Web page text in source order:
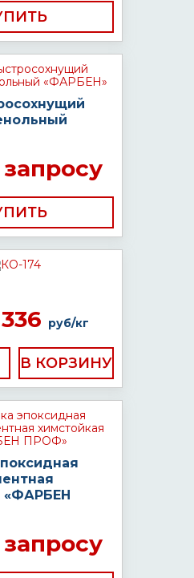
336 руб/кг
«ФАРБЕН